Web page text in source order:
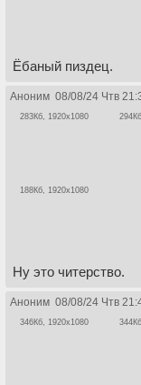
Ёбаный пиздец.
Аноним 08/08/24 Чтв
283Кб, 1920x1080
188Кб, 1920x1080
Ну это читерство.
Аноним 08/08/24 Чтв
346Кб, 1920x1080